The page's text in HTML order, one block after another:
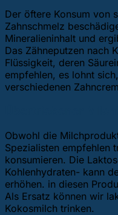
Der öftere Konsum von
Zahnschmelz
Mineralieninhalt und
Das Zähneputzen nach
Flüssigkeit, deren
empfehlen, es lohnt
verschiedenen
Obwohl die
Spezialisten empfehlen
konsumieren. Die
Kohlenhydraten- kann
erhöhen. in diesen
Als Ersatz können wir
Kokosmilch trinken.